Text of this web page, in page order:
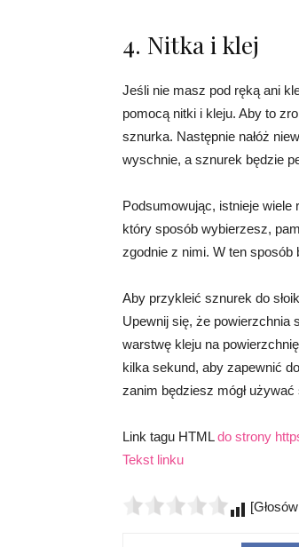
4. Nitka i klej
Jeśli nie masz pod ręką ani
pomocą nitki i kleju. Aby to
sznurka. Następnie nałóż
wyschnie, a sznurek będzie
Podsumowując, istnieje wiele
który sposób wybierzesz,
zgodnie z nimi. W ten sposób
Aby przykleić sznurek do
Upewnij się, że powierzchnia
warstwę kleju na
kilka sekund, aby zapewnić
zanim będziesz mógł używać
Link tagu HTMLdo strony
Tekst linku